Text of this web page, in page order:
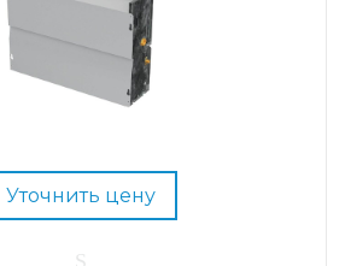
Уточнить цену